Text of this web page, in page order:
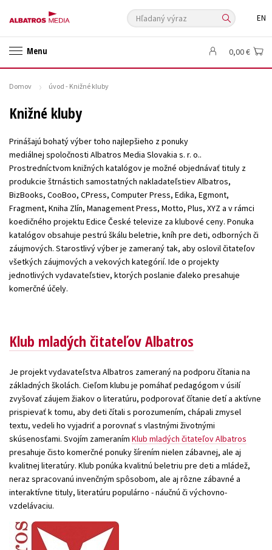
Hľadaný výraz EN
Menu
🏷️ Zlacnené knihy
⚔️ Zaklínač na CD
Doplnkový sortiment
Ezoterika a duchovný svet
História a military
Hobby
Humanitné a spoločenské vedy
Jazyky
Kalendáre, diáre Kariéra a osobný rozvoj
Krížovky
Kuchárske knihy New Adult
Obchod a ekonómia
Ostatné
Počítače
Poézia
Populárno - náučná pre dospelých
Populárno - náučné pre deti
Predškoláci
Príroda a záhrada
Prírodné vedy
Technické vedy
0,00 €
Domov úvod - Knižné kluby
Knižné kluby
Prinášajú bohatý výber toho najlepšieho z ponuky
mediálnej spoločnosti Albatros Media Slovakia s. r. o..
Prostredníctvom knižných katalógov je možné objednávať tituly z
produkcie štrnástich samostatných nakladateľstiev Albatros,
BizBooks, CooBoo, CPress, Computer Press, Edika, Egmont,
Fragment, Kniha Zlín, Management Press, Motto, Plus, XYZ a v rámci
koedičného projektu Edice České televize za klubové ceny. Ponuka
katalógov obsahuje pestrú škálu beletrie, kníh pre deti, odborných či
záujmových. Starostlivý výber je zameraný tak, aby oslovil čitateľov
všetkých záujmových a vekových kategórií. Ide o projekty
jednotlivých vydavateľstiev, ktorých poslanie ďaleko presahuje
komerčné účely.
Klub mladých čitateľov Albatros
Je projekt vydavateľstva Albatros zameraný na podporu čítania na
základných školách. Cieľom klubu je pomáhať pedagógom v úsilí
zvyšovať záujem žiakov o literatúru, podporovať čítanie detí a aktívne
prispievať k tomu, aby deti čítali s porozumením, chápali zmysel
textu, vedeli ho vyjadriť a porovnať s vlastnými životnými
skúsenosťami. Svojím zameraním Klub mladých čitateľov Albatros
presahuje čisto komerčné ponuky šírením nielen zábavnej, ale aj
kvalitnej literatúry. Klub ponúka kvalitnú beletriu pre deti a mládež,
neraz spracovanú invenčným spôsobom, ale aj rôzne zábavné a
interaktívne tituly, literatúru populárno - náučnú či výchovno-
vzdelávaciu.